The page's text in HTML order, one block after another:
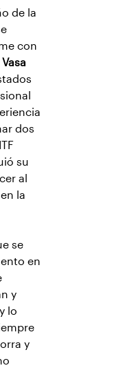
de la
con
Vasa
dos
su
al
en la
se
en
y
lo
y